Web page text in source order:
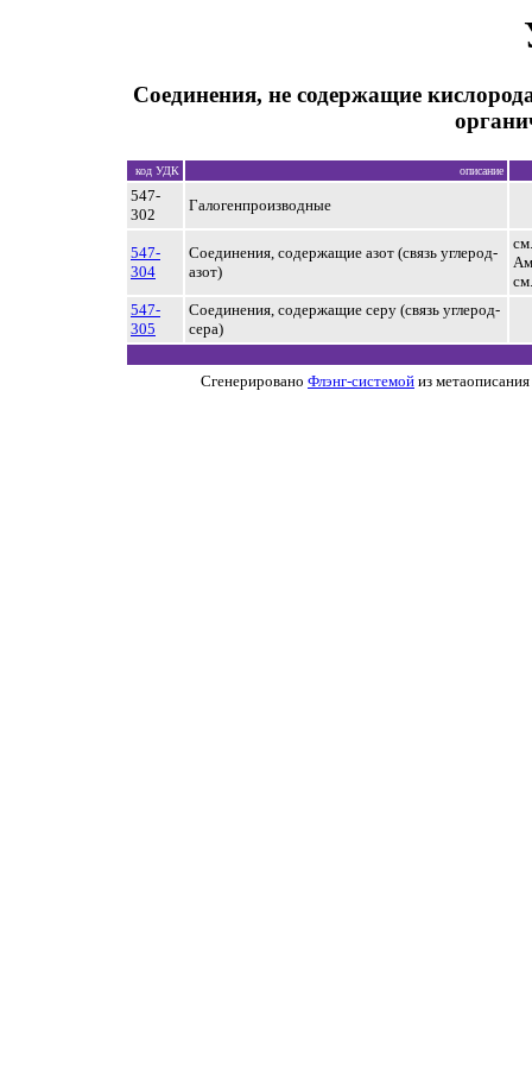
Соединения, не содержащие
код УДК описание
547-
302
Галогенпроизводные
547-
304
Соединения, содержащие азот (связь углерод-
азот)
547-
305
Соединения, содержащие серу (связь углерод-
сера)
Сгенерировано Флэнг-системой из